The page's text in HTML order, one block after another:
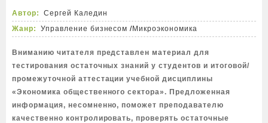
Автор:
Сергей Каледин
Жанр:
Управление бизнесом /Микроэкономика
Вниманию читателя представлен материал для
тестирования остаточных знаний у студентов и итоговой/
промежуточной аттестации учебной дисциплины
«Экономика общественного сектора». Предложенная
информация, несомненно, поможет преподавателю
качественно контролировать, проверять остаточные